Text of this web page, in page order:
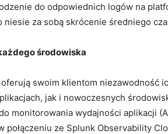
do odpowiednich logów na
niesie za sobą skrócenie średniego
środowiska
swoim klientom niezawodność
jak i nowoczesnych
monitorowania wydajności aplikacji
połączeniu ze Splunk Observability